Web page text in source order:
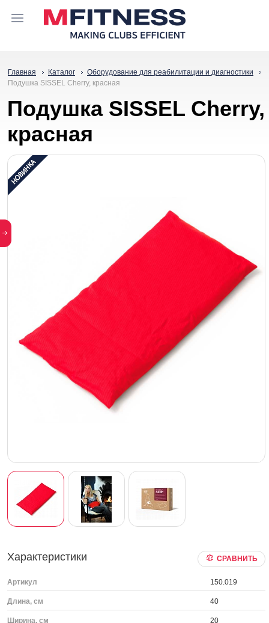
Главная Каталог
Оборудование для реабилитации и диагностики
Подушка SISSEL Cherry, красная
Подушка SISSEL Cherry,
красная
Характеристики СРАВНИТЬ
Артикул 150.019
Длина, см 40
Ширина, см 20